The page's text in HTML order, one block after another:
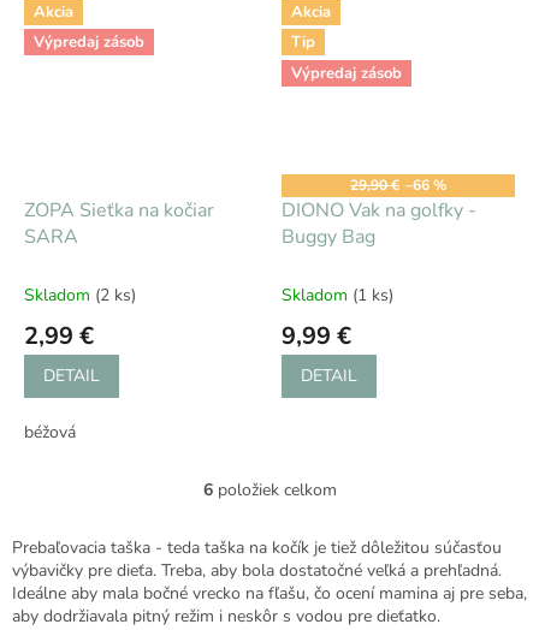
Akcia
Výpredaj zásob
ZOPA Sieťka na kočiar
SARA
Skladom (2 ks)
2,99 €
DETAIL
béžová
Akcia
Tip
Výpredaj zásob
29,90 € –66 %
DIONO Vak na golfky -
Buggy Bag
Skladom (1 ks)
9,99 €
DETAIL
O
l
á
d
a
6položiek celkom
Prebaľovacia taška - teda taška na kočík je tiež dôležitou súčasťou
výbavičky pre dieťa. Treba, aby bola dostatočné veľká a prehľadná.
Ideálne aby mala bočné vrecko na fľašu, čo ocení mamina aj pre seba,
aby dodržiavala pitný režim i neskôr s vodou pre dieťatko.